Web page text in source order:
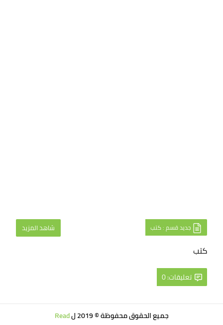
جديد قسم : كتب شاهد المزيد
كتب
تعليقات: 0
جميع الحقوق محفوظة © 2019 ل Read